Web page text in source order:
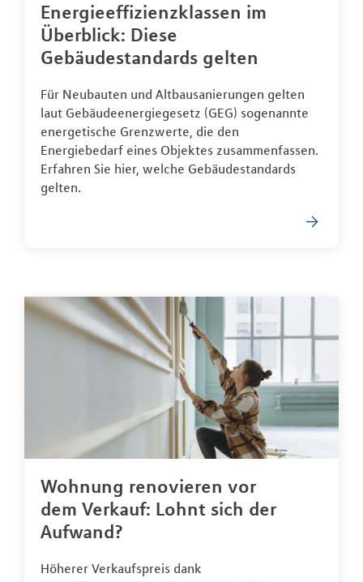
Energieeffizienzklassen im
Überblick: Diese
Gebäudestandards gelten
Für Neubauten und Altbausanierungen gelten
laut Gebäudeenergiegesetz (GEG) sogenannte
energetische Grenzwerte, die den
Energiebedarf eines Objektes zusammenfassen.
Erfahren Sie hier, welche Gebäudestandards
gelten.
Wohnung renovieren vor
dem Verkauf: Lohnt sich der
Aufwand?
Höherer Verkaufspreis dank